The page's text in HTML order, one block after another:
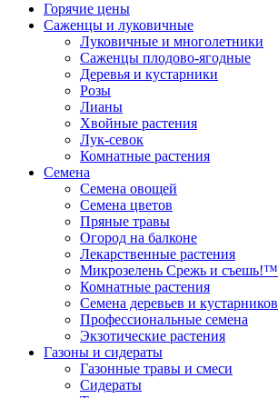
Горячие цены
Саженцы и луковичные
Луковичные и многолетники
Саженцы плодово-ягодные
Деревья и кустарники
Розы
Лианы
Хвойные растения
Лук-севок
Комнатные растения
Семена
Семена овощей
Семена цветов
Пряные травы
Огород на балконе
Лекарственные растения
Микрозелень Срежь и съешь!™
Комнатные растения
Семена деревьев и кустарников
Профессиональные семена
Экзотические растения
Газоны и сидераты
Газонные травы и смеси
Сидераты